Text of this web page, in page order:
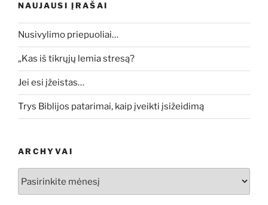
NAUJAUSI ĮRAŠAI
Nusivylimo priepuoliai…
„Kas iš tikrųjų lemia stresą?
Jei esi įžeistas…
Trys Biblijos patarimai, kaip įveikti įsižeidimą
ARCHYVAI